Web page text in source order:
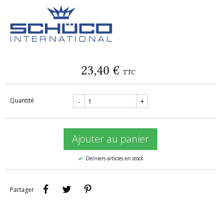
23,40 € TTC
Quantité - +
Ajouter au panier
Derniers articles en stock
Partager
Partager Tweet